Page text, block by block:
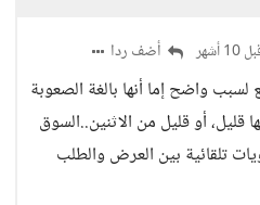
أشهر أضف ردا
واضح إما أنها بالغة الصعوبة
قليل، أو قليل من الاثنين..السوق
تلقائية بين العرض والطلب